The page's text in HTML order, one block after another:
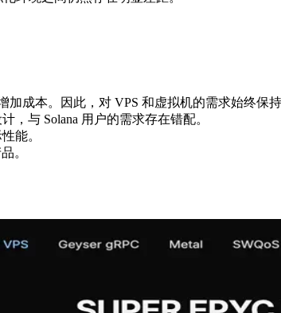
加成本。因此，对 VPS 和虚拟机的需求始终保
，与 Solana 用户的需求存在错配。
能。
。